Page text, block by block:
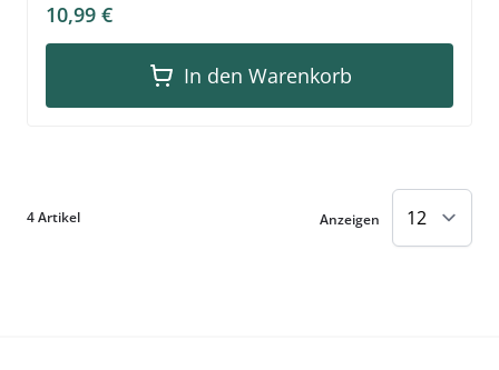
10,99 €
In den Warenkorb
4Artikel Anzeigen